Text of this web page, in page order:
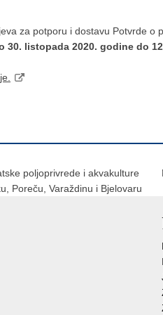
za potporu i dostavu Potvrde o
30. listopada 2020. godine do
poljoprivrede i akvakulture
Poreču, Varaždinu i Bjelovaru